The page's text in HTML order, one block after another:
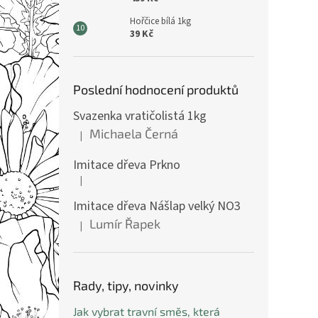
Hořčice bílá 1kg
39 Kč
Poslední hodnocení produktů
Svazenka vratičolistá 1kg
Hodnocení produktu je 5 z 5 hvězdiček.
| Michaela Černá
Imitace dřeva Prkno
Hodnocení produktu je 5 z 5 hvězdiček.
|
Imitace dřeva Nášlap velký NO3
Hodnocení produktu je 5 z 5 hvězdiček.
| Lumír Řapek
Rady, tipy, novinky
Jak vybrat travní směs, která